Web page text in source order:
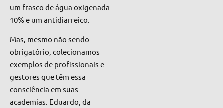
um frasco de água oxigenada
10% e um antidiarreico.
Mas, mesmo não sendo
obrigatório, colecionamos
exemplos de profissionais e
gestores que têm essa
consciência em suas
academias. Eduardo, da